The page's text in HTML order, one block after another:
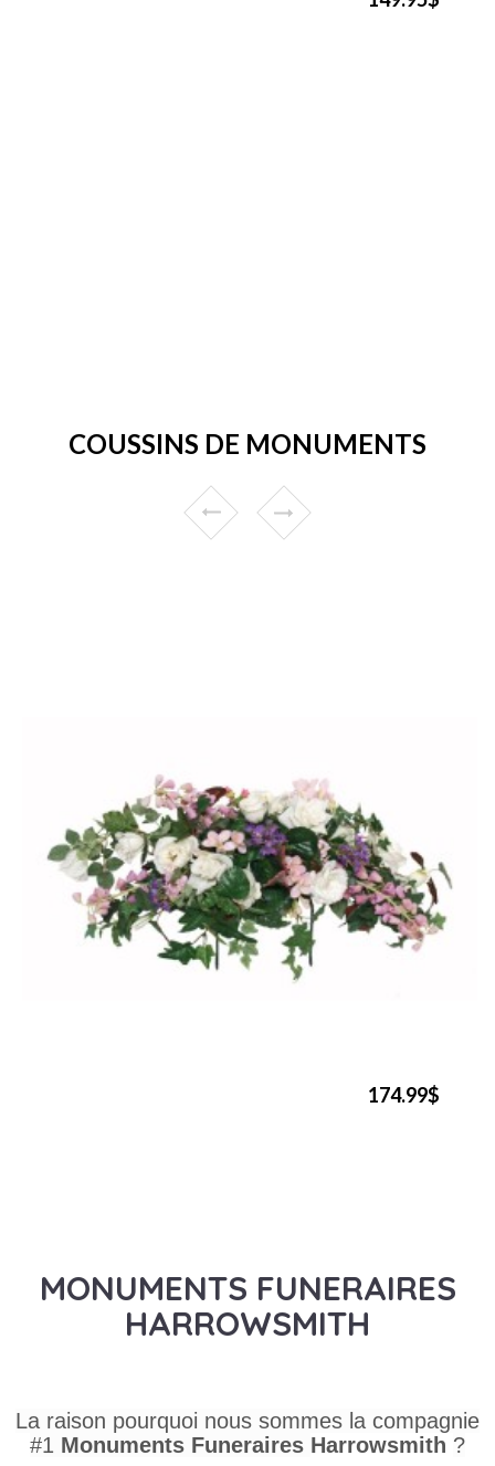
COUSSINS DE MONUMENTS
174.99$
MONUMENTS FUNERAIRES
HARROWSMITH
La raison pourquoi nous sommes la compagnie
#1 Monuments Funeraires Harrowsmith ?